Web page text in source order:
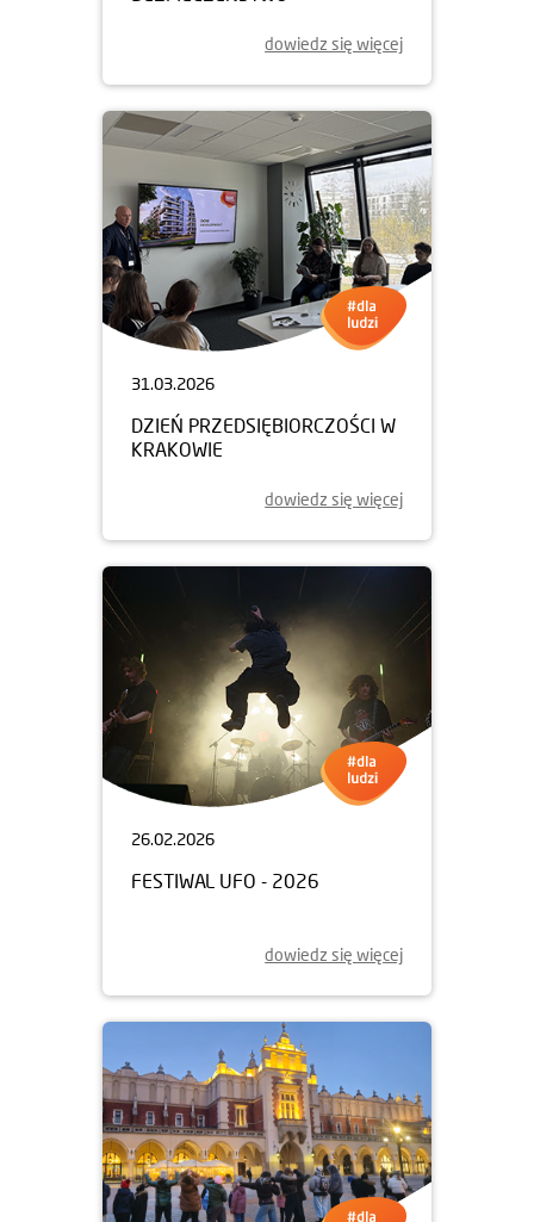
dowiedz się więcej
31.03.2026
DZIEŃ PRZEDSIĘBIORCZOŚCI W
KRAKOWIE
dowiedz się więcej
26.02.2026
FESTIWAL UFO - 2026
dowiedz się więcej